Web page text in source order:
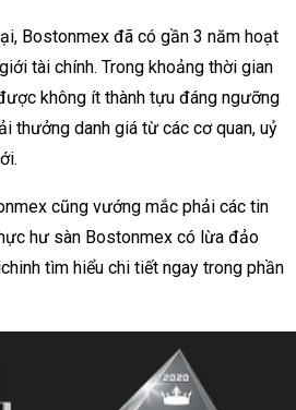
Bostonmex đã có gần 3 năm hoạt
tài chính. Trong khoảng thời gian
không ít thành tựu đáng ngưỡng
thưởng danh giá từ các cơ quan, uỷ
cũng vướng mắc phải các tin
hư sàn Bostonmex có lừa đảo
tìm hiểu chi tiết ngay trong phần